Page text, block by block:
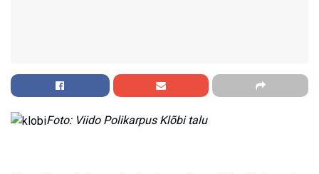
Foto: Viido Polikarpus Klõbi talu